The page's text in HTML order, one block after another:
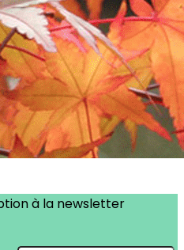
colonnes affichées
à la newsletter